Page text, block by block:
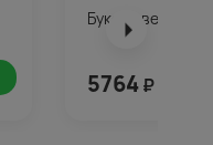
Букет цветов
5764₽